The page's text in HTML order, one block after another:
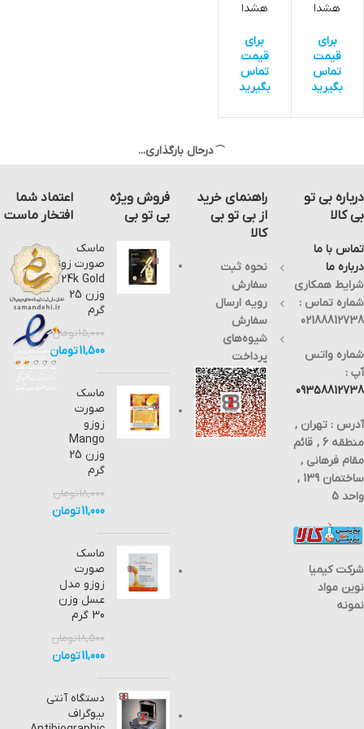
هشدا
بیضو
ی
اشعه
ایکس
برای
قیمت
تماس
بگیرید
هشدا
ای
اشعه
ایکس
برای
قیمت
تماس
بگیرید
درحال بارگذاری...
درباره بی تو
بی کالا
تماس با ما
درباره ما
شرایط همکاری
شماره تماس :
02188812738
شماره واتس
آپ :
09358812738
آدرس : تهران ,
منطقه 6 , قائم
مقام فرهانی ,
ساختمان 139 ,
واحد 5
شرکت کیمیا
نوین مواد
نمونه
راهنمای خرید
از بی تو بی
کالا
نحوه ثبت
سفارش
رویه ارسال
سفارش
شیوه‌های
پرداخت
فروش ویژه
بی تو بی
ماسک
صورت زوزو
24k Gold
وزن 25
گرم
15,000تومان
11,500تومان
ماسک
صورت
زوزو
Mango
وزن 25
گرم
18,000تومان
11,000تومان
ماسک
صورت
زوزو مدل
عسل وزن
30 گرم
18,500تومان
11,000تومان
دستگاه آنتی
بیوگراف
اعتماد شما
افتخار ماست